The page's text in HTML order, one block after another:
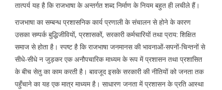
तात्पर्य यह है कि राजभाषा के अन्तर्गत शब्द निर्माण के नियम बहुत ही लचीले हैं।
राजभाषा का सम्बन्ध प्रशासनिक कार्य प्रणाली के संचालन से होने के कारण
उसका सम्पर्क बुद्धिजीवियों, प्रशासकों, सरकारी कर्मचारियों तथा प्राय: शिक्षित
समाज से होता है। स्पष्ट है कि राजभाषा जनमानस की भावनाओं-सपनों-चिन्तनों से
सीधे-सीधे न जुड़कर एक अनौपचारिक माध्यम के रूप में प्रशासन तथा प्रशासित
के बीच सेतु का काम करती है। बावजूद इसके सरकारी की नीतियों को जनता तक
पहुँचाने का यह एक मात्र माध्यम है। साधारण जनता में प्रशासन के प्रति आस्था